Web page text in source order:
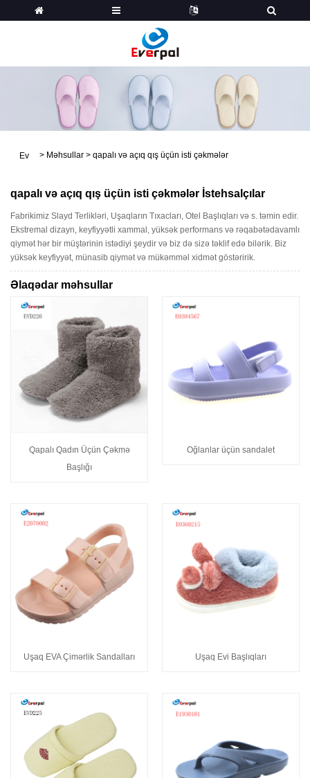
Ev > Məhsullar > qapalı və açıq qış üçün isti çəkmələr
qapalı və açıq qış üçün isti çəkmələr İstehsalçılar
Fabrikimiz Slayd Terlikləri, Uşaqların Tıxacları, Otel Başlıqları və s. təmin edir.
Ekstremal dizayn, keyfiyyətli xammal, yüksək performans və rəqabətədavamlı
qiymət hər bir müştərinin istədiyi şeydir və biz də sizə təklif edə bilərik. Biz
yüksək keyfiyyət, münasib qiymət və mükəmməl xidmət göstəririk.
Əlaqədar məhsullar
Qapalı Qadın Üçün Çəkmə
Başlığı
Oğlanlar üçün sandalet
Uşaq EVA Çimərlik Sandalları Uşaq Evi Başlıqları